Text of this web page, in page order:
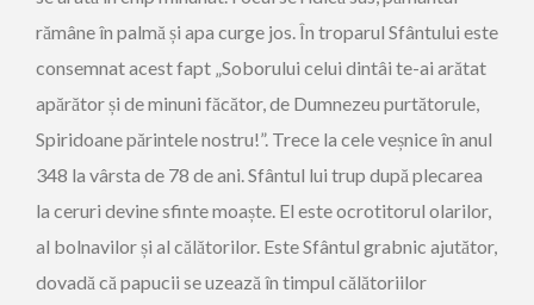
rămâne în palmă și apa curge jos. În troparul Sfântului este
consemnat acest fapt „Soborului celui dintâi te-ai arătat
apărător și de minuni făcător, de Dumnezeu purtătorule,
Spiridoane părintele nostru!”. Trece la cele veșnice în anul
348 la vârsta de 78 de ani. Sfântul lui trup după plecarea
la ceruri devine sfinte moaște. El este ocrotitorul olarilor,
al bolnavilor și al călătorilor. Este Sfântul grabnic ajutător,
dovadă că papucii se uzează în timpul călătoriilor